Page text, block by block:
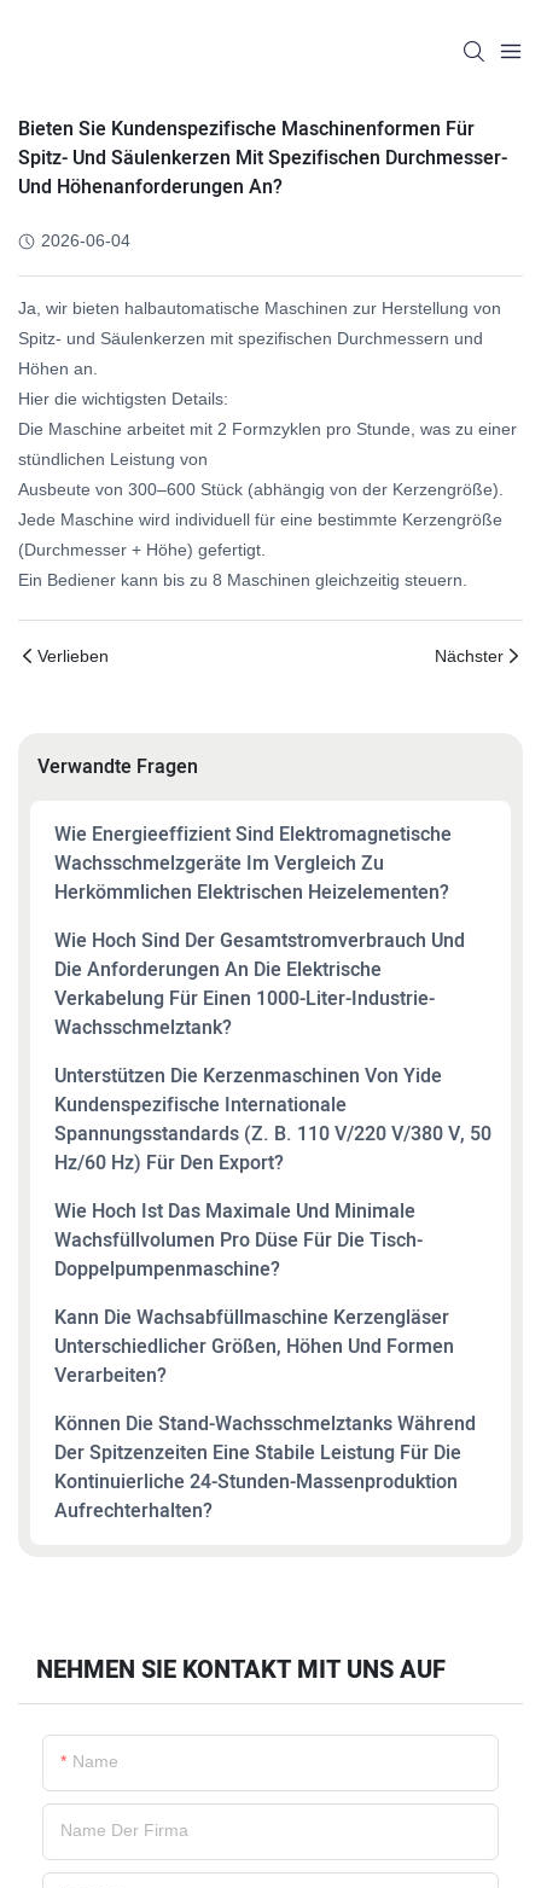
Bieten Sie Kundenspezifische Maschinenformen Für
Spitz- Und Säulenkerzen Mit Spezifischen Durchmesser-
Und Höhenanforderungen An?
2026-06-04
Ja, wir bieten halbautomatische Maschinen zur Herstellung von
Spitz- und Säulenkerzen mit spezifischen Durchmessern und
Höhen an.
Hier die wichtigsten Details:
Die Maschine arbeitet mit 2 Formzyklen pro Stunde, was zu einer
stündlichen Leistung von
Ausbeute von 300–600 Stück (abhängig von der Kerzengröße).
Jede Maschine wird individuell für eine bestimmte Kerzengröße
(Durchmesser + Höhe) gefertigt.
Ein Bediener kann bis zu 8 Maschinen gleichzeitig steuern.
Verlieben Nächster
Verwandte Fragen
Wie Energieeffizient Sind Elektromagnetische
Wachsschmelzgeräte Im Vergleich Zu
Herkömmlichen Elektrischen Heizelementen?
Wie Hoch Sind Der Gesamtstromverbrauch Und
Die Anforderungen An Die Elektrische
Verkabelung Für Einen 1000-Liter-Industrie-
Wachsschmelztank?
Unterstützen Die Kerzenmaschinen Von Yide
Kundenspezifische Internationale
Spannungsstandards (z. B. 110 V/220 V/380 V, 50
Hz/60 Hz) Für Den Export?
Wie Hoch Ist Das Maximale Und Minimale
Wachsfüllvolumen Pro Düse Für Die Tisch-
Doppelpumpenmaschine?
Kann Die Wachsabfüllmaschine Kerzengläser
Unterschiedlicher Größen, Höhen Und Formen
Verarbeiten?
Können Die Stand-Wachsschmelztanks Während
Der Spitzenzeiten Eine Stabile Leistung Für Die
Kontinuierliche 24-Stunden-Massenproduktion
Aufrechterhalten?
NEHMEN SIE KONTAKT MIT UNS AUF
Name
Name Der Firma